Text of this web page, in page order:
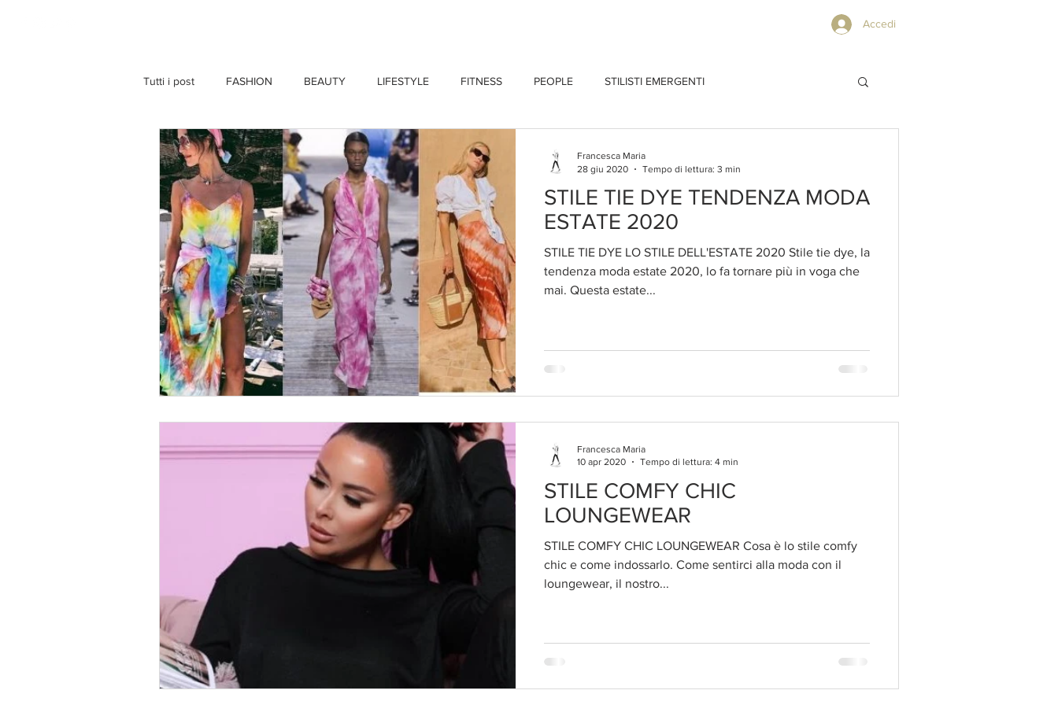
Accedi
Tutti i post FASHION BEAUTY LIFESTYLE FITNESS PEOPLE STILISTI EMERGENTI
STILE TIE DYE TENDENZA MODA
ESTATE 2020
STILE TIE DYE LO STILE DELL'ESTATE 2020 Stile tie dye, la
tendenza moda estate 2020, lo fa tornare più in voga che
mai. Questa estate...
Francesca Maria
28 giu 2020
Tempo di lettura: 3 min
STILE COMFY CHIC
LOUNGEWEAR
STILE COMFY CHIC LOUNGEWEAR Cosa è lo stile comfy
chic e come indossarlo. Come sentirci alla moda con il
loungewear, il nostro...
Francesca Maria
10 apr 2020
Tempo di lettura: 4 min